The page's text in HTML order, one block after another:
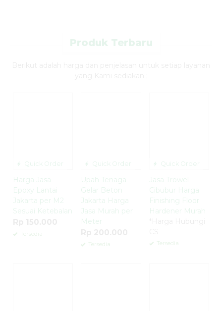
Produk Terbaru
Quick Order
Harga Jasa
Epoxy Lantai
Jakarta per M2
Sesuai Ketebalan
Tersedia
Quick Order
Upah Tenaga
Gelar Beton
Jakarta Harga
Jasa Murah per
Meter
Tersedia
Quick Order
Jasa Trowel
Cibubur Harga
Finishing Floor
Hardener Murah
Tersedia